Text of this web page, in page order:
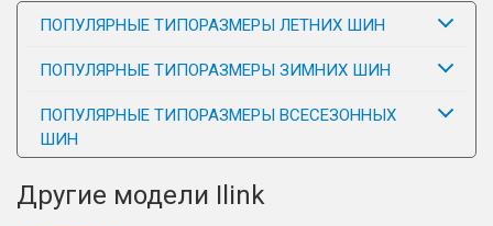
ПОПУЛЯРНЫЕ ТИПОРАЗМЕРЫ ЛЕТНИХ ШИН
ПОПУЛЯРНЫЕ ТИПОРАЗМЕРЫ ЗИМНИХ ШИН
ПОПУЛЯРНЫЕ ТИПОРАЗМЕРЫ ВСЕСЕЗОННЫХ
ШИН
Другие модели Ilink